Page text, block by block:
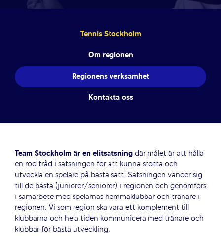
Tennis Stockholm
Om regionen
Regionens verksamhet
Kontakta oss
Team Stockholm är en elitsatsningdär målet är att hålla
en röd tråd i satsningen för att kunna stötta och
utveckla en spelare på bästa sätt. Satsningen vänder sig
till de bästa (juniorer/seniorer) i regionen och genomförs
i samarbete med spelarnas hemmaklubbar och tränare i
regionen. Vi som region ska vara ett komplement till
klubbarna och hela tiden kommunicera med tränare och
klubbar för bästa utveckling.